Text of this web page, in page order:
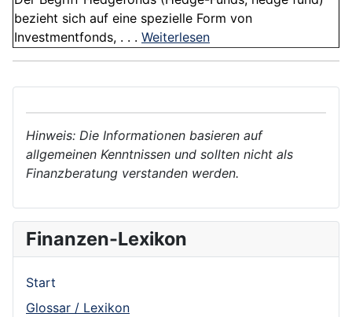
bezieht sich auf eine spezielle Form von
Investmentfonds, . . . Weiterlesen
Hinweis: Die Informationen basieren auf
allgemeinen Kenntnissen und sollten nicht als
Finanzberatung verstanden werden.
Finanzen-Lexikon
Start
Glossar / Lexikon